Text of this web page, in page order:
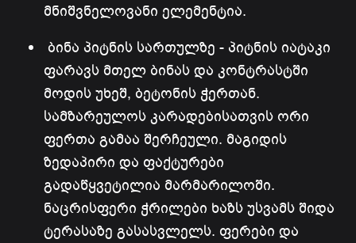
მნიშვნელოვანი ელემენტია.
ბინა პიტნის სართულზე - პიტნის იატაკი
ფარავს მთელ ბინას და კონტრასტში
მოდის უხეშ, ბეტონის ჭერთან.
სამზარეულოს კარადებისათვის ორი
ფერთა გამაა შერჩეული. მაგიდის
ზედაპირი და ფაქტურები
გადაწყვეტილია მარმარილოში.
ნაცრისფერი ჭრილები ხაზს უსვამს შიდა
ტერასაზე გასასვლელს. ფერები და